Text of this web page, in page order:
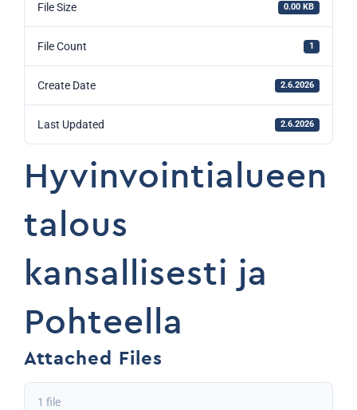
File Size 0.00 KB
File Count 1
Create Date 2.6.2026
Last Updated 2.6.2026
Hyvinvointialueen
talous
kansallisesti ja
Pohteella
Attached Files
1 file